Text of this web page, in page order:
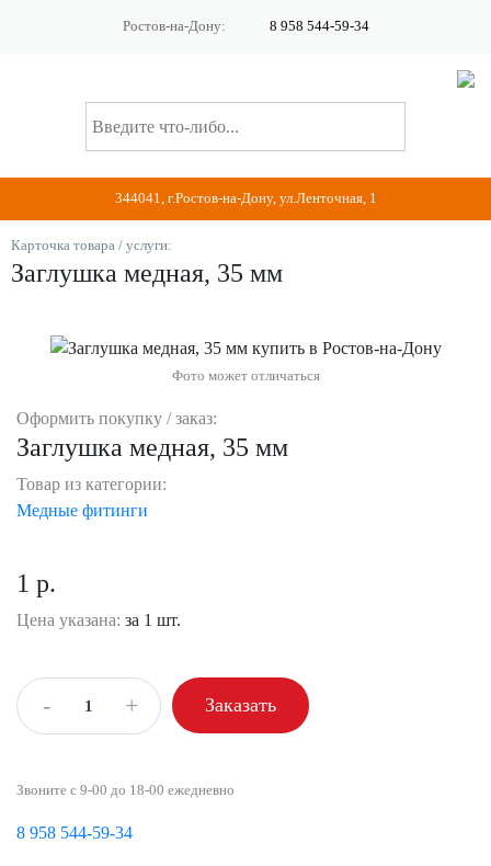
Ростов-на-Дону: 8 958 544-59-34
344041, г.Ростов-на-Дону, ул.Ленточная, 1
Карточка товара / услуги:
Заглушка медная, 35 мм
Фото может отличаться
Оформить покупку / заказ:
Заглушка медная, 35 мм
Товар из категории:
Медные фитинги
1 р.
Цена указана: за 1 шт.
- + Заказать
Звоните с 9-00 до 18-00 ежедневно
8 958 544-59-34